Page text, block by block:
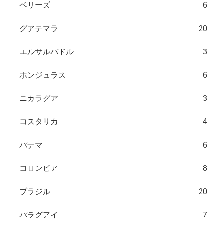
ベリーズ 6
グアテマラ 20
エルサルバドル 3
ホンジュラス 6
ニカラグア 3
コスタリカ 4
パナマ 6
コロンビア 8
ブラジル 20
パラグアイ 7